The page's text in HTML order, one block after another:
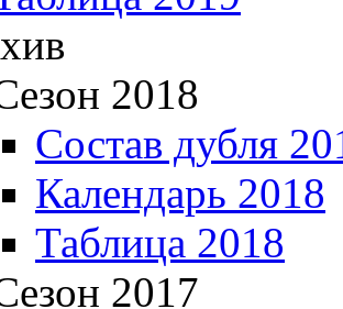
2018
Состав дубля
Календарь 2018
Таблица 2018
2017